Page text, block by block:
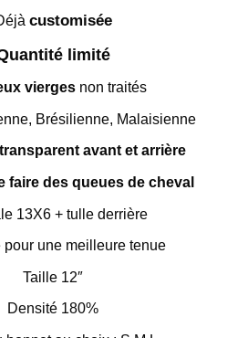
customisée
limité
vierges non traités
Brésilienne, Malaisienne
avant et arrière
faire des queues de cheval
13X6 + tulle derrière
pour une meilleure tenue
Taille 12″
Densité 180%